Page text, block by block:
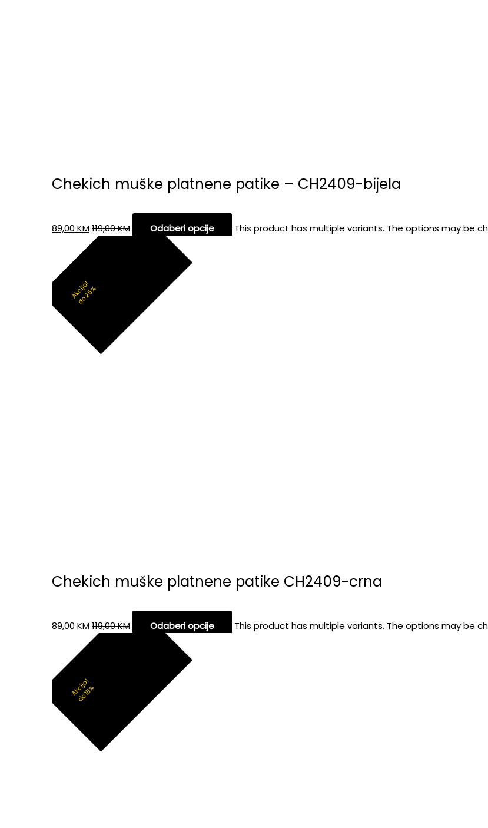
Chekich muške platnene patike – CH2409-bijela
89,00 KM119,00KM Odaberi opcije This product has multiple variants. The options may be
Akcija!
do 25%
Chekich muške platnene patike CH2409-crna
89,00 KM119,00KM Odaberi opcije This product has multiple variants. The options may be
Akcija!
do 15%